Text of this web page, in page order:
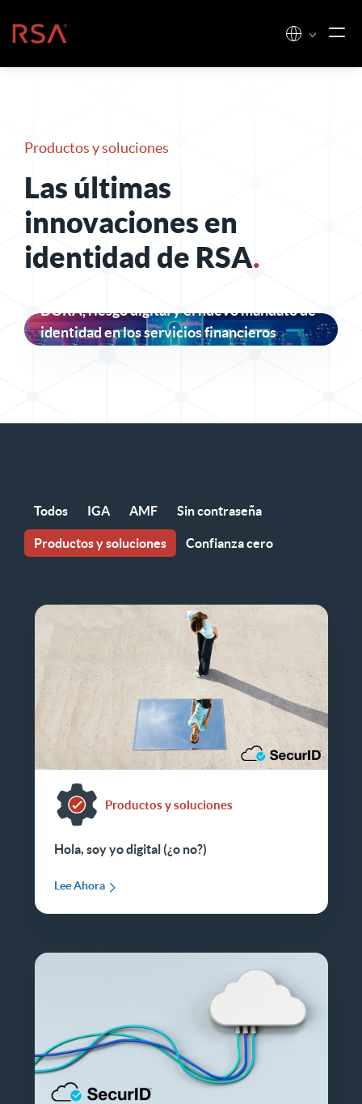
Inicio
Productos y soluciones
Las últimas
innovaciones en
identidad de RSA.
DORA, riesgo digital y el nuevo mandato de
identidad en los servicios financieros
Todos IGA AMF Sin contraseña
Productos y soluciones Confianza cero
Productos y soluciones
Hola, soy yo digital (¿o no?)
Lee Ahora